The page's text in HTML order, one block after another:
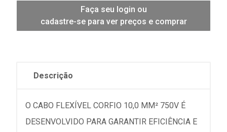
Faça seu login ou
cadastre-se para ver preços e comprar
Descrição
O CABO FLEXÍVEL CORFIO 10,0 MM² 750V É
DESENVOLVIDO PARA GARANTIR EFICIÊNCIA E